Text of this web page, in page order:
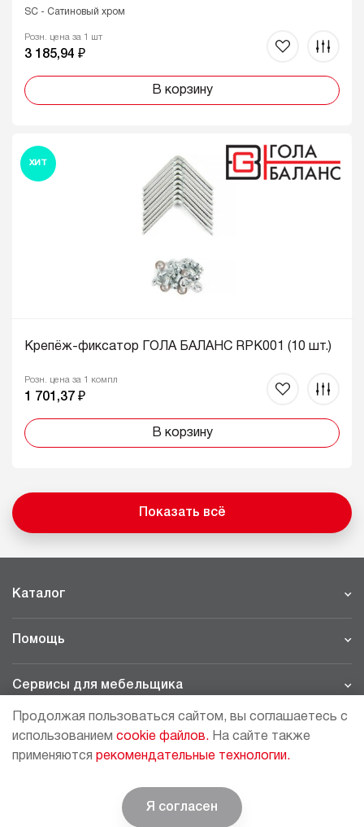
SC - Сатиновый хром
Розн. цена за 1 шт
3 185,94 ₽
В корзину
ХИТ
Крепёж-фиксатор ГОЛА БАЛАНС RPK001 (10 шт.)
Розн. цена за 1 компл
1 701,37 ₽
В корзину
Показать всё
Каталог
Помощь
Сервисы для мебельщика
© BOYARD | Решение для мебели
МОСКВА - ШОУРУМ/СКЛАД
moscow@boyard.biz
Продолжая пользоваться сайтом, вы соглашаетесь с
использованием cookie файлов. На сайте также
применяются рекомендательные технологии.
Я согласен